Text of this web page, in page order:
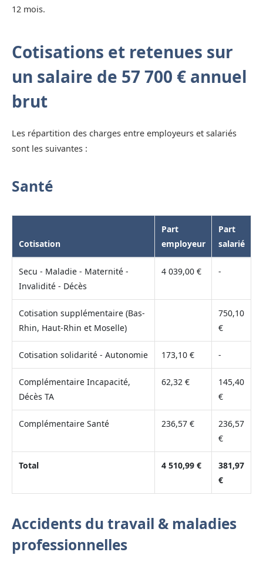
12 mois.
Cotisations et retenues sur
un salaire de 57 700 € annuel
brut
Les répartition des charges entre employeurs et salariés
sont les suivantes :
Santé
Cotisation
Part
employeur
Part
salarié
Secu - Maladie - Maternité -
Invalidité - Décès
4 039,00 € -
Cotisation supplémentaire (Bas-
Rhin, Haut-Rhin et Moselle)
750,10
€
Cotisation solidarité - Autonomie 173,10 € -
Complémentaire Incapacité,
Décès TA
62,32 €
145,40
€
Complémentaire Santé 236,57 €
236,57
€
Total 4 510,99 €
381,97
€
Accidents du travail & maladies
professionnelles